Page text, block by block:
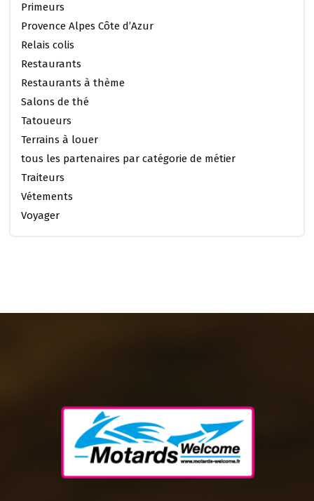
Primeurs
Provence Alpes Côte d’Azur
Relais colis
Restaurants
Restaurants à thème
Salons de thé
Tatoueurs
Terrains à louer
tous les partenaires par catégorie de métier
Traiteurs
Vétements
Voyager